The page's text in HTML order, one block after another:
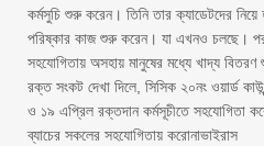
কর্মসুচি শুরু করেন। তিনি তার ক্যাডেটদের নিয়ে
পরিষ্কার কাজ শুরু করেন। যা এখনও চলছে।
সহযোগিতায় অসহায় মানুষের মধ্যে খাদ্য
রক্ত সংকট দেখা দিলে, সিসিক ২০নং ওয়ার্ড
ও ১৯ এপ্রিল রক্তদান কর্মসূচীতে সহযোগিতা
ব্যাচের সকলের সহযোগিতায় করোনাভাইরাস